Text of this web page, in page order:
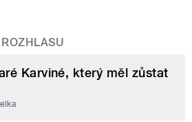
Karviné, který měl zůstat